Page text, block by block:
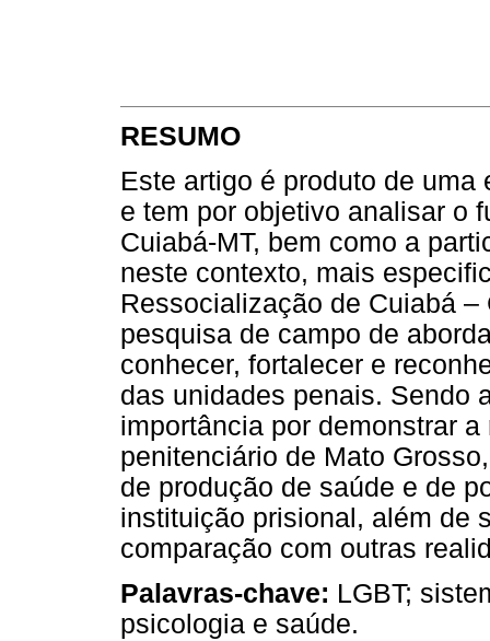
RESUMO
Este artigo é produto de
e tem por objetivo analisar o
Cuiabá-MT, bem como a
neste contexto, mais
Ressocialização de Cuiabá
pesquisa de campo de
conhecer, fortalecer e
das unidades penais. Sendo
importância por demonstrar
penitenciário de Mato
de produção de saúde e de
instituição prisional, além de
comparação com outras
Palavras-chave: LGBT;
psicologia e saúde.